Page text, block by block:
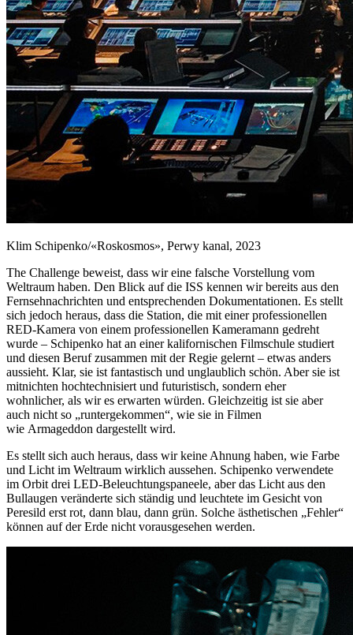
Klim Schipenko/«Roskosmos», Perwy kanal, 2023
The Challenge beweist, dass wir eine falsche Vorstellung vom
Weltraum haben. Den Blick auf die ISS kennen wir bereits aus den
Fernsehnachrichten und entsprechenden Dokumentationen. Es stellt
sich jedoch heraus, dass die Station, die mit einer professionellen
RED-Kamera von einem professionellen Kameramann gedreht
wurde – Schipenko hat an einer kalifornischen Filmschule studiert
und diesen Beruf zusammen mit der Regie gelernt – etwas anders
aussieht. Klar, sie ist fantastisch und unglaublich schön. Aber sie ist
mitnichten hochtechnisiert und futuristisch, sondern eher
wohnlicher, als wir es erwarten würden. Gleichzeitig ist sie aber
auch nicht so „runtergekommen“, wie sie in Filmen
wie Armageddon dargestellt wird.
Es stellt sich auch heraus, dass wir keine Ahnung haben, wie Farbe
und Licht im Weltraum wirklich aussehen. Schipenko verwendete
im Orbit drei LED-Beleuchtungspaneele, aber das Licht aus den
Bullaugen veränderte sich ständig und leuchtete im Gesicht von
Peresild erst rot, dann blau, dann grün. Solche ästhetischen „Fehler“
können auf der Erde nicht vorausgesehen werden.